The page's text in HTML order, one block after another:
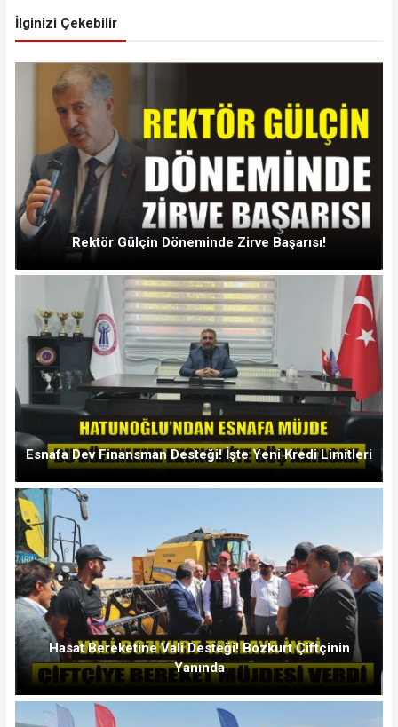
İlginizi Çekebilir
Rektör Gülçin Döneminde Zirve Başarısı!
Esnafa Dev Finansman Desteği! İşte Yeni Kredi Limitleri
Hasat Bereketine Vali Desteği! Bozkurt Çiftçinin
Yanında